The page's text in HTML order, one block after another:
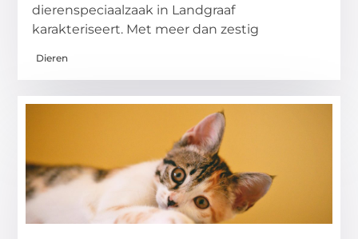
dierenspeciaalzaak in Landgraaf
karakteriseert. Met meer dan zestig
Dieren